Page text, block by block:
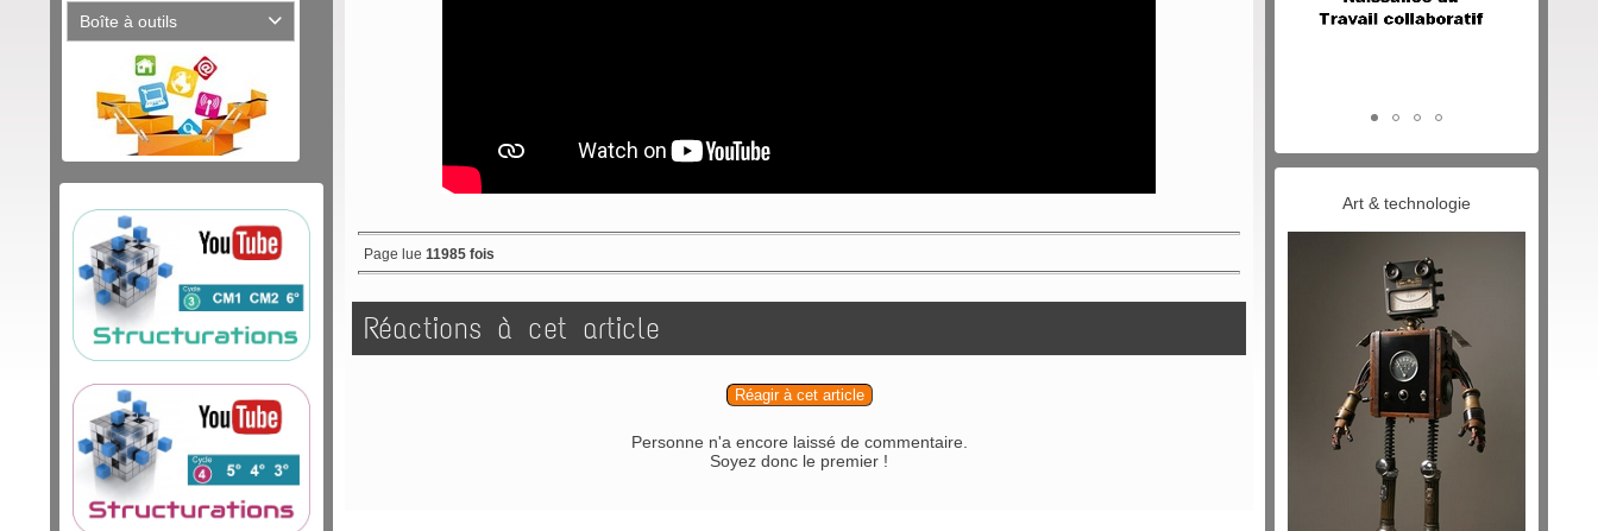
Boîte à outils 
Page lue 11985 fois
Réactions à cet article
Réagir à cet article
Personne n'a encore laissé de commentaire.
Soyez donc le premier !
Art & technologie